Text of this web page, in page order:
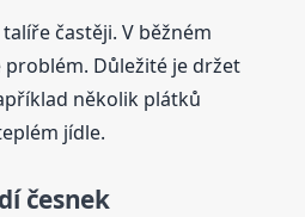
častěji. V běžném
Důležité je držet
několik plátků
jídle.
česnek